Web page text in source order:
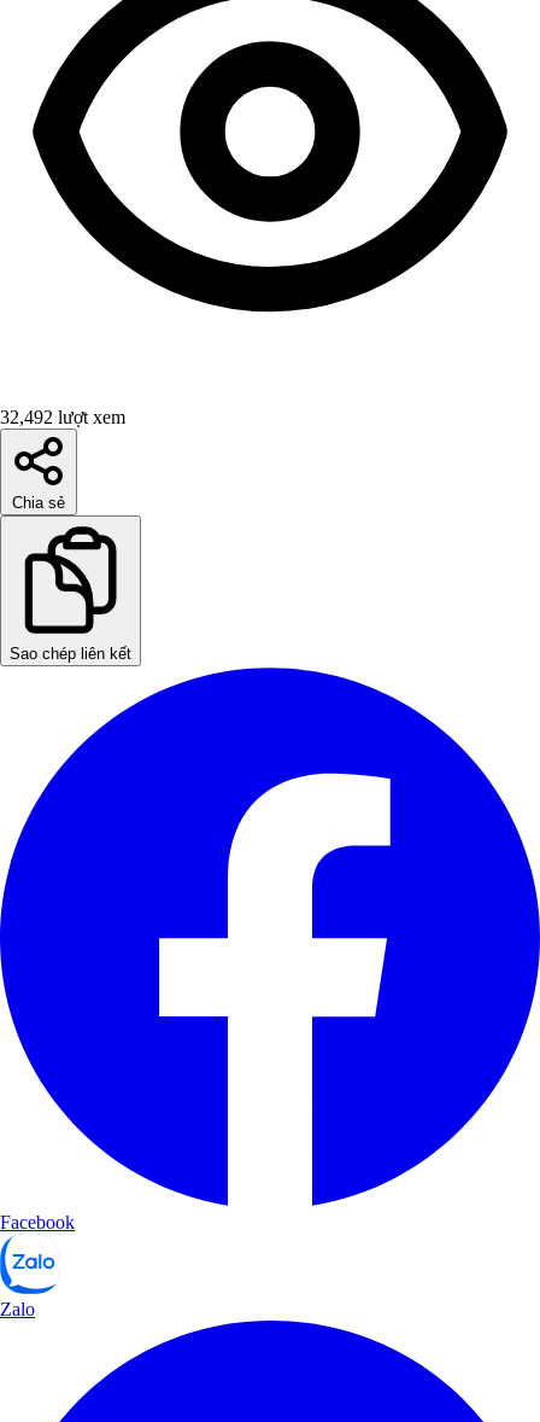
32,492 lượt xem
Chia sẻ
Sao chép liên kết
Facebook
Zalo